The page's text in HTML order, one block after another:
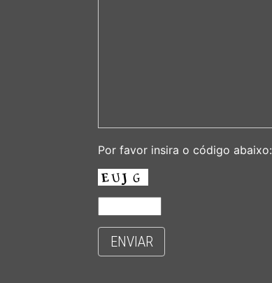
Por favor insira o código abaixo:
ENVIAR